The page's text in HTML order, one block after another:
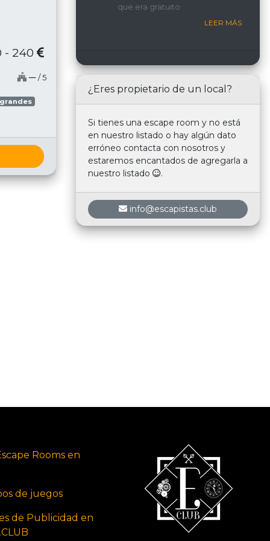
- 240
─ / 5
nosotros.
que era gratuito
LEER MÁS
¿Eres propietario de un local?
Si tienes una escape room y no está
en nuestro listado o hay algún dato
erróneo contacta con nosotros y
estaremos encantados de agregarla a
nuestro listado
.
info@escapistas.club
Rooms en
de juegos
de Publicidad en